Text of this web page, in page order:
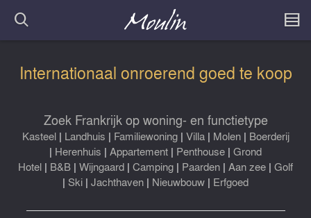
Internationaal onroerend goed te koop
Zoek Frankrijk op woning- en functietype
Kasteel| Landhuis | Familiewoning| Villa| Molen| Boerderij
| Herenhuis | Appartement | Penthouse | Grond
Hotel | B&B | Wijngaard | Camping | Paarden | Aan zee | Golf
| Ski | Jachthaven | Nieuwbouw | Erfgoed